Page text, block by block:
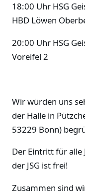
18:00 Uhr HSG
HBD Löwen
20:00 Uhr HSG
Voreifel 2
Wir würden uns
der Halle in
53229 Bonn)
Der Eintritt für alle
der JSG ist frei!
Zusammen sind